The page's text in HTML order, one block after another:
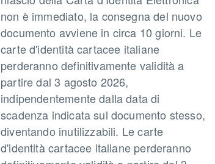
non è immediato, la consegna del nuovo
documento avviene in circa 10 giorni. Le
carte d'identità cartacee italiane
perderanno definitivamente validità a
partire dal 3 agosto 2026,
indipendentemente dalla data di
scadenza indicata sul documento stesso,
diventando inutilizzabili. Le carte
d'identità cartacee italiane perderanno